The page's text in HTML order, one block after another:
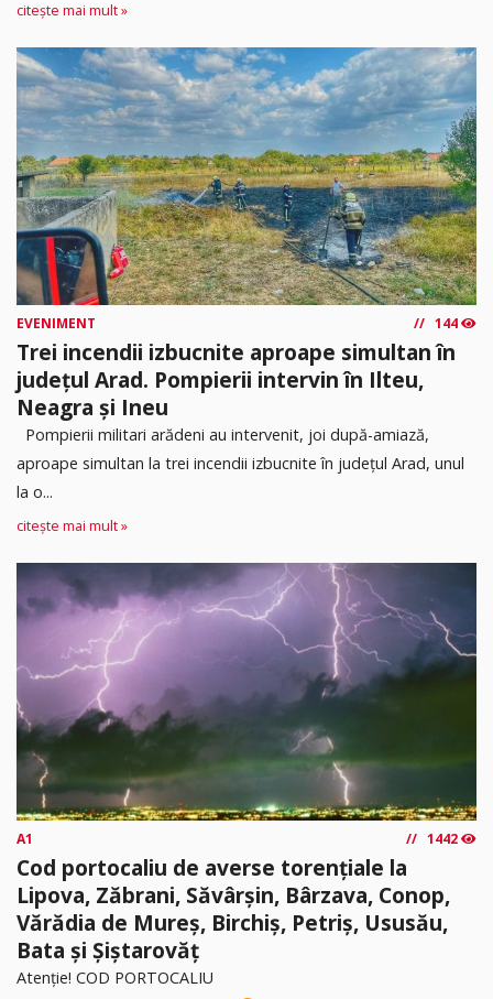
citește mai mult »
EVENIMENT 144
Trei incendii izbucnite aproape simultan în
județul Arad. Pompierii intervin în Ilteu,
Neagra și Ineu
Pompierii militari arădeni au intervenit, joi după-amiază,
aproape simultan la trei incendii izbucnite în județul Arad, unul
la o...
citește mai mult »
A1 1442
Cod portocaliu de averse torențiale la
Lipova, Zăbrani, Săvârșin, Bârzava, Conop,
Vărădia de Mureș, Birchiș, Petriș, Ususău,
Bata și Șiștarovăț
Atenție! COD PORTOCALIU